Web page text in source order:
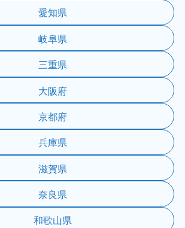
愛知県
岐阜県
三重県
大阪府
京都府
兵庫県
滋賀県
奈良県
和歌山県